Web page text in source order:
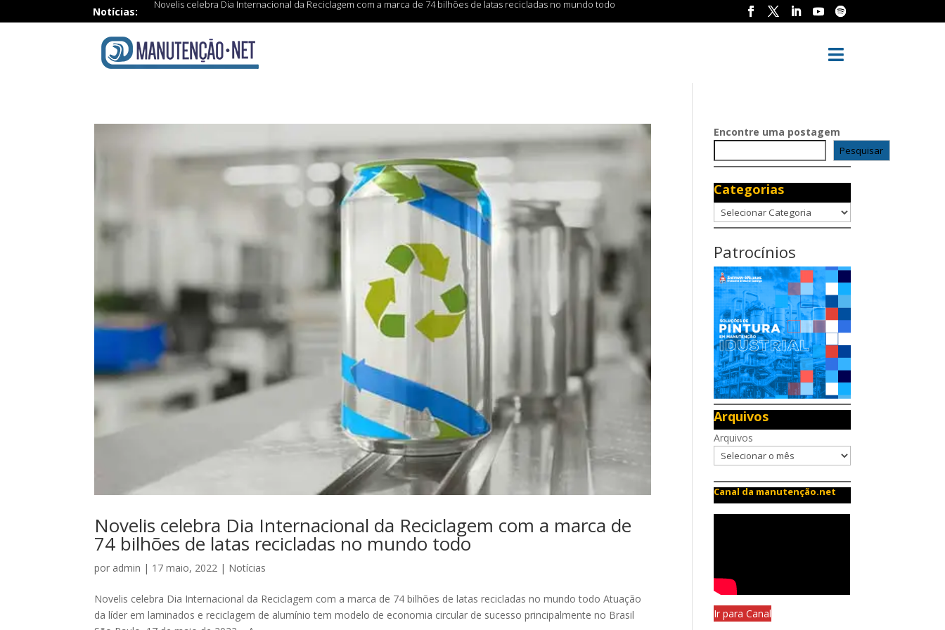
Notícias:
Novelis celebra Dia Internacional da Reciclagem com a marca de 74 bilhões de latas recicladas no mundo todo

Novelis celebra Dia Internacional da Reciclagem com a marca de
74 bilhões de latas recicladas no mundo todo
por admin | 17 maio, 2022 | Notícias
Novelis celebra Dia Internacional da Reciclagem com a marca de 74 bilhões de latas recicladas no mundo todo Atuação
da líder em laminados e reciclagem de alumínio tem modelo de economia circular de sucesso principalmente no Brasil
Encontre uma postagem
Pesquisar
Categorias
Categorias
Patrocínios
Arquivos
Arquivos
Canal da manutenção.net
Ir para Canal